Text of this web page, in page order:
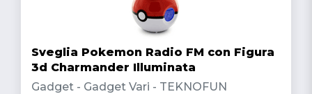
Sveglia Pokemon Radio FM con Figura
3d Charmander Illuminata
Gadget - Gadget Vari - TEKNOFUN